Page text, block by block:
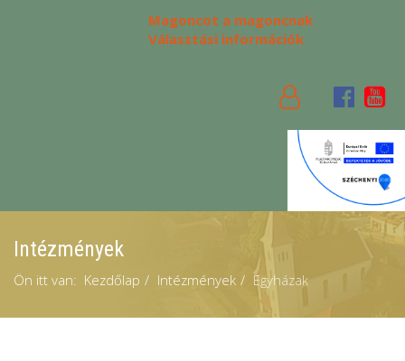
Magoncot a magoncnak
Választási információk
Intézmények
Ön itt van: Kezdőlap Intézmények Egyházak